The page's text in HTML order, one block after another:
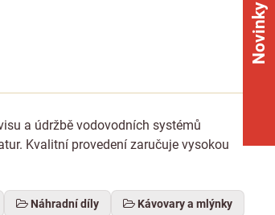
a údržbě vodovodních systémů
Kvalitní provedení zaručuje vysokou
Náhradní díly Kávovary a mlýnky
Novinky